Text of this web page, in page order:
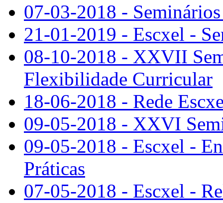
07-03-2018 -
21-01-2019 - Escxel -
08-10-2018 - XXVII
Flexibilidade Curricular
18-06-2018 - Rede
09-05-2018 - XXVI
09-05-2018 - Escxel -
Práticas
07-05-2018 - Escxel -